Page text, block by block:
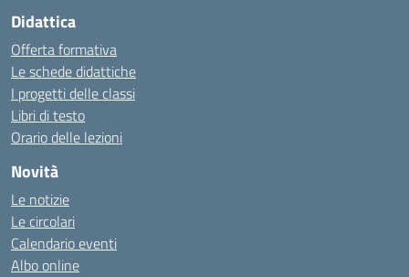
Didattica
Offerta formativa
Le schede didattiche
I progetti delle classi
Libri di testo
Orario delle lezioni
Novità
Le notizie
Le circolari
Calendario eventi
Albo online